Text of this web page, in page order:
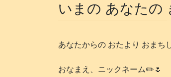
いまの あなたの
あなたからの おたより おまち
おなまえ、ニックネーム✏️🌷